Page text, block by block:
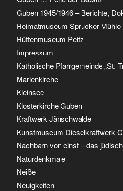
Guben 1945/1946 – Berichte,
Heimatmuseum Sprucker Mühle
Hüttenmuseum Peitz
Impressum
Katholische Pfarrgemeinde „St.
Marienkirche
Kleinsee
Klosterkirche Guben
Kraftwerk Jänschwalde
Kunstmuseum Dieselkraftwerk
Nachbarn von einst – das
Naturdenkmale
Neiße
Neuigkeiten